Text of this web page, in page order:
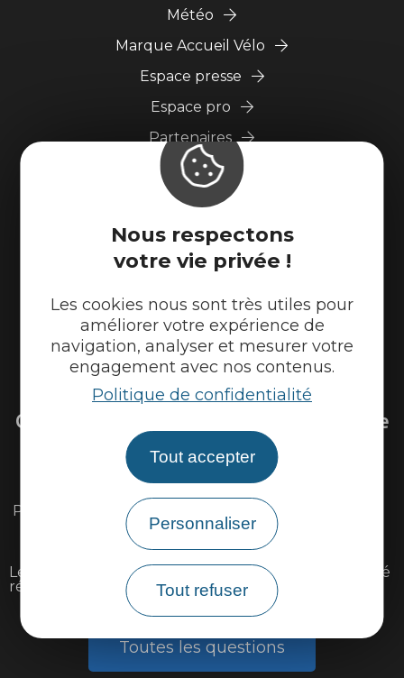
Nous respectons
votre vie privée !
Les cookies nous sont très utiles pour
améliorer votre expérience de
navigation, analyser et mesurer votre
engagement avec nos contenus.
Politique de confidentialité
Tout accepter
Personnaliser
Tout refuser
Météo
Marque Accueil Vélo
Espace presse
Espace pro
Partenaires
Venir sur la Via Ardèche
Questions fréquentes sur la Via Ardèche
Existe il une carte détaillée du parcours ?
Peut-on louer ou réparer son vélo sur l'itinéraire ?
Peut-on faire la Via Ardèche avec des enfants ?
Le parcours est il accessible aux personnes à mobilité
réduite ?
Toutes les questions